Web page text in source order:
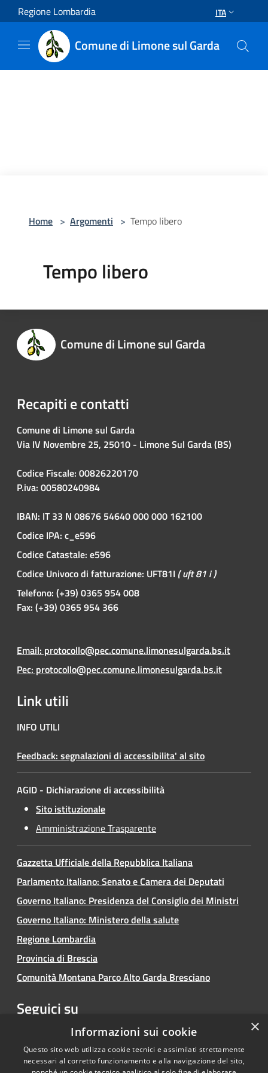
Salta al contenuto principale
Regione Lombardia ITA
Comune di Limone sul Garda
Home > Argomenti > Tempo libero
Tempo libero
Comune di Limone sul Garda
Recapiti e contatti
Comune di Limone sul Garda
Via IV Novembre 25, 25010 - Limone Sul Garda (BS)
Codice Fiscale: 00826220170
P.iva: 00580240984
IBAN: IT 33 N 08676 54640 000 000 162100
Codice IPA: c_e596
Codice Catastale: e596
Codice Univoco di fatturazione: UFT81I ( uft 81 i )
Telefono: (+39) 0365 954 008
Fax: (+39) 0365 954 366
Email: protocollo@pec.comune.limonesulgarda.bs.it
Pec: protocollo@pec.comune.limonesulgarda.bs.it
Link utili
INFO UTILI
Feedback: segnalazioni di accessibilita' al sito
AGID - Dichiarazione di accessibilità
Sito istituzionale
Amministrazione Trasparente
Gazzetta Ufficiale della Repubblica Italiana
Parlamento Italiano: Senato e Camera dei Deputati
Governo Italiano: Presidenza del Consiglio dei Ministri
Governo Italiano: Ministero della salute
Regione Lombardia
Provincia di Brescia
Comunità Montana Parco Alto Garda Bresciano
Seguici su
FacebookYoutubeInstagram ×
Informazioni sui cookie
Questo sito web utilizza cookie tecnici e assimilati strettamente
necessari al corretto funzionamento e alla navigazione del sito,